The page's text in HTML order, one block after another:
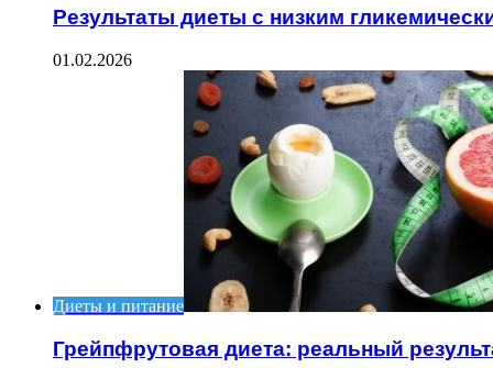
Результаты диеты с низким
01.02.2026
Диеты и питание
Грейпфрутовая диета: реальный